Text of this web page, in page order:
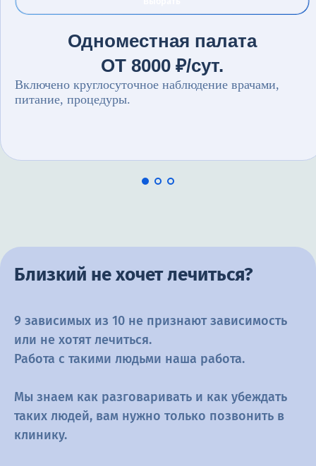
Одноместная палата
ОТ 8000 ₽/сут.
Включено круглосуточное наблюдение врачами,
питание, процедуры.
Близкий не хочет лечиться?
9 зависимых из 10 не признают зависимость
или не хотят лечиться.
Работа с такими людьми наша работа.
Мы знаем как разговаривать и как убеждать
таких людей, вам нужно только позвонить в
клинику.